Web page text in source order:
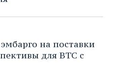
на поставки
для ВТС с